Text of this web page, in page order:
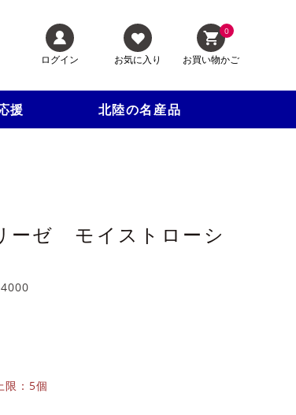
ログイン お気に入り
0
お買い物かご
援 北陸の名産品
ーゼ モイストローシ
限：5個